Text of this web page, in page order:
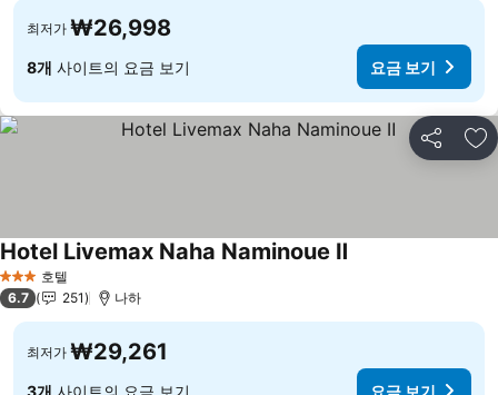
최저가 ₩26,998
8개 사이트의 요금 보기 요금 보기
공유 즐
3 성급 호텔
Hotel Livemax Naha Naminoue Ⅱ
6.7 251 나하
최저가 ₩29,261
3개 사이트의 요금 보기 요금 보기